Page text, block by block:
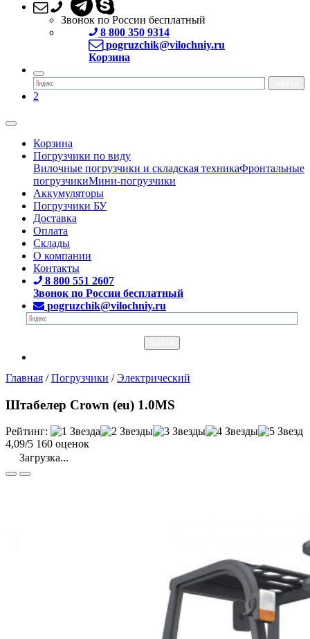
Звонок по России бесплатный
8 800 350 9314
pogruzchik@vilochniy.ru
Корзина
2
Корзина
Погрузчики по виду
Вилочные погрузчики и складская техникаФронтальные
погрузчикиМини-погрузчики
Аккумуляторы
Погрузчики БУ
Доставка
Оплата
Склады
О компании
Контакты
8 800 551 2607
Звонок по России бесплатный
pogruzchik@vilochniy.ru
Главная /Погрузчики /Электрический
Штабелер Crown (eu) 1.0MS
Рейтинг:
4,09/5 160 оценок
Загрузка...